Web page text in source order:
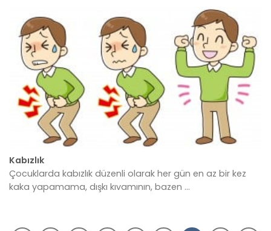
Kabızlık
Çocuklarda kabızlık düzenli olarak her gün en az bir kez
kaka yapamama, dışkı kıvamının, bazen ...